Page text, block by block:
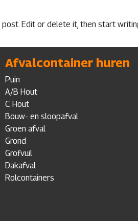
Edit or delete it, then start
Afvalcontainer huren
Puin
A/B Hout
C Hout
Bouw- en sloopafval
Groen afval
Grond
Grofvuil
Dakafval
Rolcontainers